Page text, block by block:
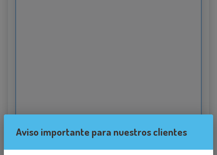
22.88106346130371
Aviso importante para nuestros clientes